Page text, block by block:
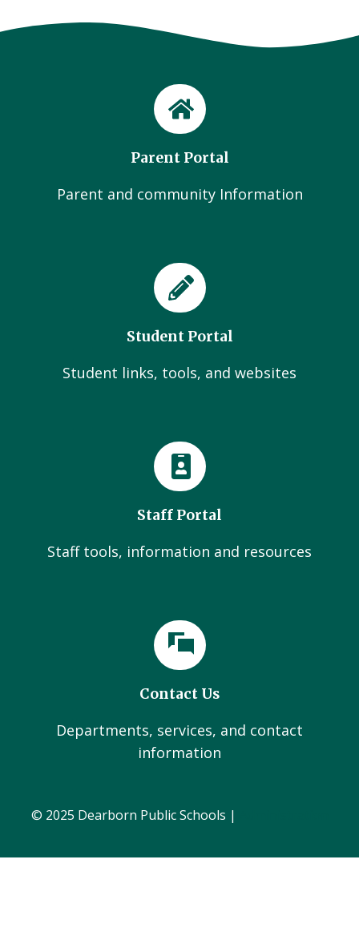
Parent Portal
Parent and community Information
Student Portal
Student links, tools, and websites
Staff Portal
Staff tools, information and resources
Contact Us
Departments, services, and contact
information
© 2025 Dearborn Public Schools |